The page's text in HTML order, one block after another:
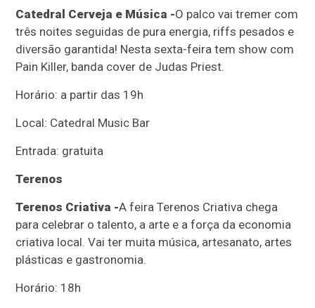
Catedral Cerveja e Música -O palco vai tremer com
três noites seguidas de pura energia, riffs pesados e
diversão garantida! Nesta sexta-feira tem show com
Pain Killer, banda cover de Judas Priest.
Horário: a partir das 19h
Local: Catedral Music Bar
Entrada: gratuita
Terenos
Terenos Criativa -A feira Terenos Criativa chega
para celebrar o talento, a arte e a força da economia
criativa local. Vai ter muita música, artesanato, artes
plásticas e gastronomia.
Horário: 18h